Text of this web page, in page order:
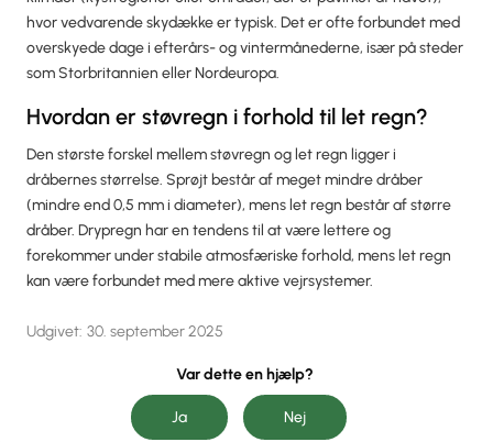
hvor vedvarende skydække er typisk. Det er ofte forbundet med
overskyede dage i efterårs- og vintermånederne, især på steder
som Storbritannien eller Nordeuropa.
Hvordan er støvregn i forhold til let regn?
Den største forskel mellem støvregn og let regn ligger i
dråbernes størrelse. Sprøjt består af meget mindre dråber
(mindre end 0,5 mm i diameter), mens let regn består af større
dråber. Drypregn har en tendens til at være lettere og
forekommer under stabile atmosfæriske forhold, mens let regn
kan være forbundet med mere aktive vejrsystemer.
Udgivet: 30. september 2025
Var dette en hjælp?